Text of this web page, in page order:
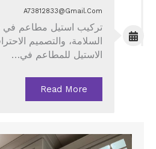
A73812833@gmail.com
تركيب استيل مطاعم في
السلامة، والتصميم
الاستيل للمطاعم في…
Read More